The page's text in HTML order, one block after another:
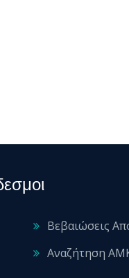
Βεβαιώσεις
Αναζήτηση